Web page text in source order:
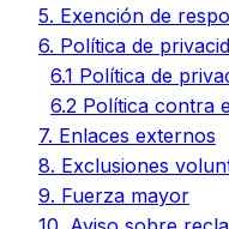
5. Exención de
6. Política de
6.1 Política de
6.2 Política contra
7. Enlaces externos
8. Exclusiones
9. Fuerza mayor